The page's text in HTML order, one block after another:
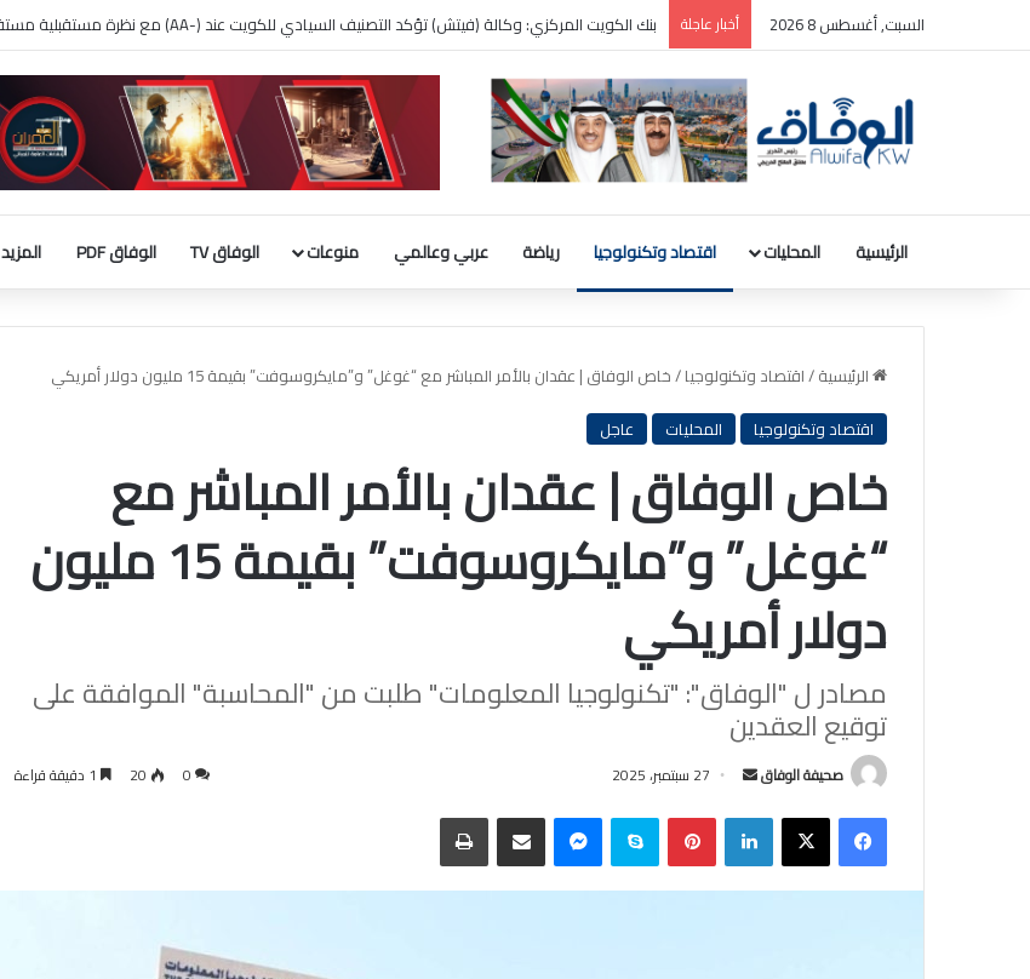
السبت, أغسطس 8 2026 أخبار عاجلة ترامب: سأطعن على حكم وقف بناء قاعة الاحتفالات بالبيت الأبيض
الرئيسية المحليات اقتصاد وتكنولوجيا رياضة عربي وعالمي منوعات الوفاق TV الوفاق PDF المزيد
الرئيسية/اقتصاد وتكنولوجيا/خاص الوفاق | عقدان بالأمر المباشر مع “غوغل” و”مايكروسوفت” بقيمة 15 مليون دولار أمريكي
اقتصاد وتكنولوجيا
المحليات عاجل
خاص الوفاق | عقدان بالأمر المباشر مع
“غوغل” و”مايكروسوفت” بقيمة 15 مليون
دولار أمريكي
مصادر ل "الوفاق": "تكنولوجيا المعلومات" طلبت من "المحاسبة" الموافقة على
توقيع العقدين
صحيفة الوفاق
أرسل
إلكترونيا
27 سبتمبر، 2025 0
20
فيسبوك‫X لينكدإن بينتيريستسكايب ماسنجر مشاركة عبر البريد الطباعة